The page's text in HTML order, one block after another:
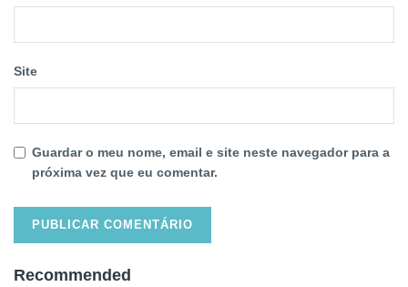
Site
Guardar o meu nome, email e site neste navegador para a
próxima vez que eu comentar.
Recommended